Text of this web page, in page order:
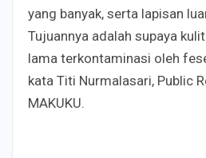
yang banyak, serta lapisan
Tujuannya adalah supaya
lama terkontaminasi oleh
kata Titi Nurmalasari, Public
MAKUKU.